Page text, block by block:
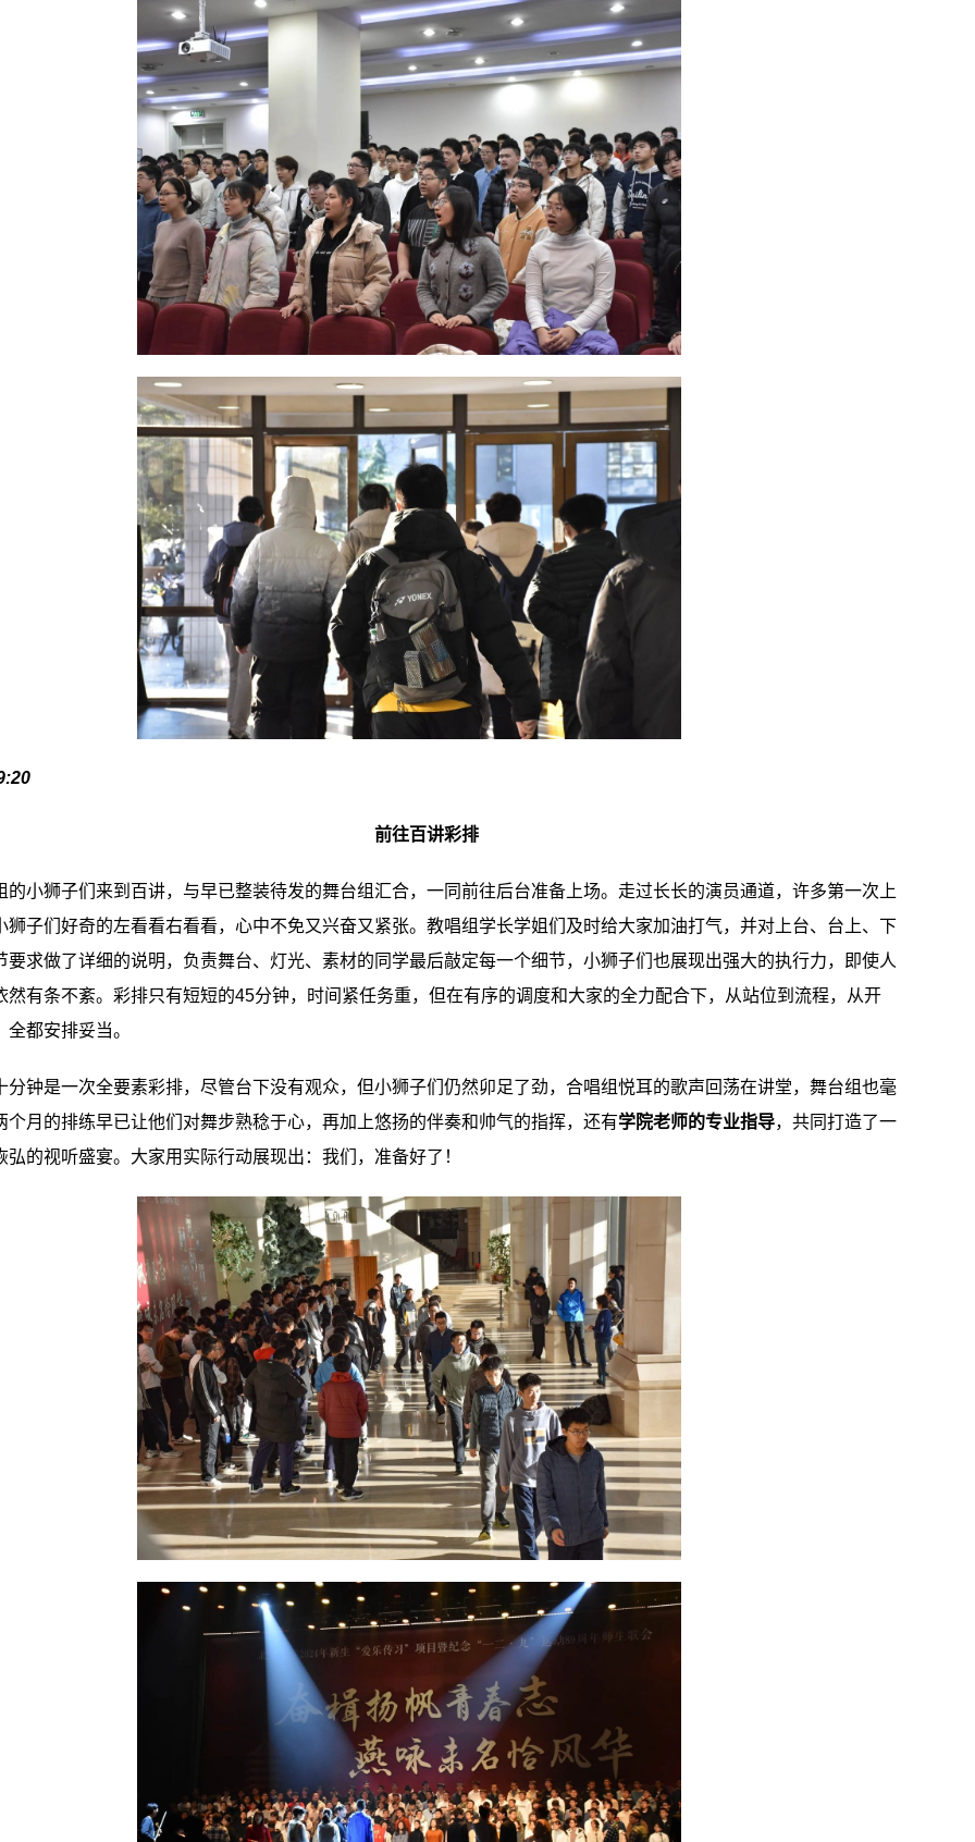
前往百讲彩排
的小狮子们来到百讲，与早已整装待发的舞台组汇合，一同前往后台准备上场。走过长长的演员通道，许多第一次上
狮子们好奇的左看看右看看，心中不免又兴奋又紧张。教唱组学长学姐们及时给大家加油打气，并对上台、台上、下
要求做了详细的说明，负责舞台、灯光、素材的同学最后敲定每一个细节，小狮子们也展现出强大的执行力，即使人
然有条不紊。彩排只有短短的45分钟，时间紧任务重，但在有序的调度和大家的全力配合下，从站位到流程，从开
全都安排妥当。
分钟是一次全要素彩排，尽管台下没有观众，但小狮子们仍然卯足了劲，合唱组悦耳的歌声回荡在讲堂，舞台组也毫
个月的排练早已让他们对舞步熟稔于心，再加上悠扬的伴奏和帅气的指挥，还有学院老师的专业指导，共同打造了一
弘的视听盛宴。大家用实际行动展现出：我们，准备好了！